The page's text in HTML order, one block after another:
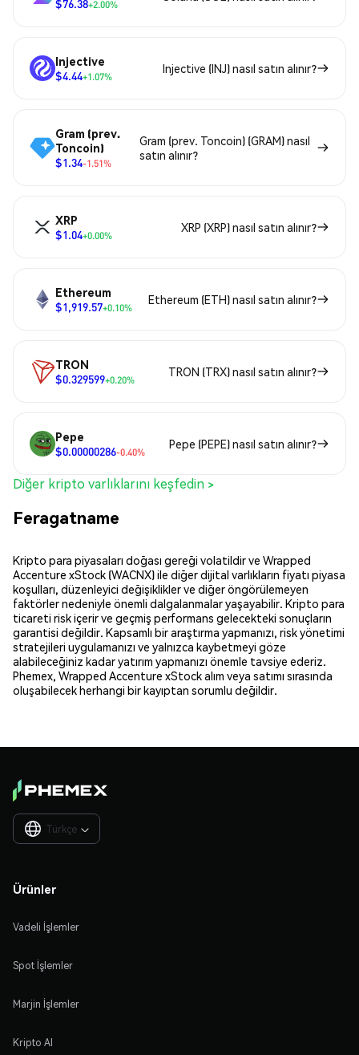
$76.38+2.00%
Injective
$4.44+1.07%
Injective (INJ) nasıl satın alınır?
Gram (prev.
Toncoin)
$1.34-1.51%
Gram (prev. Toncoin) (GRAM) nasıl
satın alınır?
XRP
$1.04+0.00%
XRP (XRP) nasıl satın alınır?
Ethereum
$1,919.57+0.10%
Ethereum (ETH) nasıl satın alınır?
TRON
$0.329599+0.20%
TRON (TRX) nasıl satın alınır?
Pepe
$0.00000286-0.40%
Pepe (PEPE) nasıl satın alınır?
Diğer kripto varlıklarını keşfedin >
Feragatname
Kripto para piyasaları doğası gereği volatildir ve Wrapped
Accenture xStock (WACNX) ile diğer dijital varlıkların fiyatı piyasa
koşulları, düzenleyici değişiklikler ve diğer öngörülemeyen
faktörler nedeniyle önemli dalgalanmalar yaşayabilir. Kripto para
ticareti risk içerir ve geçmiş performans gelecekteki sonuçların
garantisi değildir. Kapsamlı bir araştırma yapmanızı, risk yönetimi
stratejileri uygulamanızı ve yalnızca kaybetmeyi göze
alabileceğiniz kadar yatırım yapmanızı önemle tavsiye ederiz.
Phemex, Wrapped Accenture xStock alım veya satımı sırasında
oluşabilecek herhangi bir kayıptan sorumlu değildir.
Türkçe 
Ürünler
Vadeli İşlemler
Spot İşlemler
Marjin İşlemler
Kripto Al